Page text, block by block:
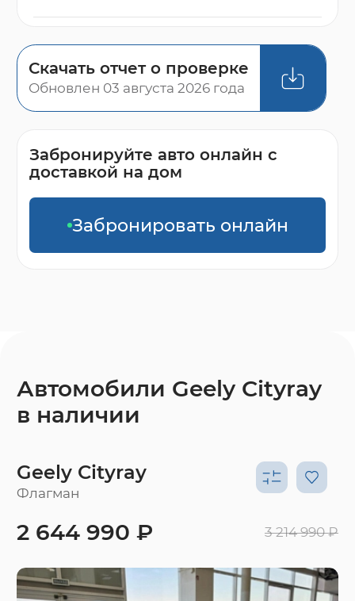
Скачать отчет о проверке
Обновлен 03 августа 2026 года
Забронируйте авто онлайн с
доставкой на дом
Забронировать онлайн
Автомобили Geely Cityray
в наличии
Geely Cityray
Флагман
2 644 990 ₽ 3 214 990 ₽